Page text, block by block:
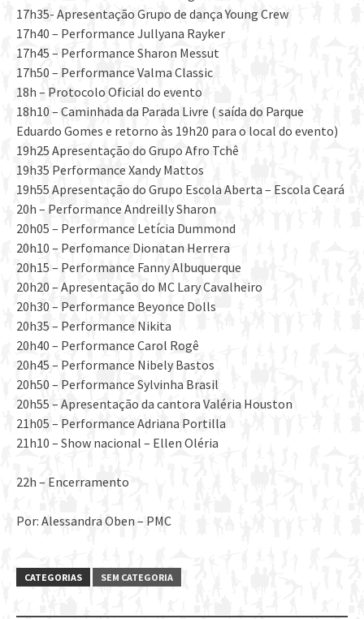
17h35- Apresentação Grupo de dança Young Crew
17h40 – Performance Jullyana Rayker
17h45 – Performance Sharon Messut
17h50 – Performance Valma Classic
18h – Protocolo Oficial do evento
18h10 – Caminhada da Parada Livre ( saída do Parque
Eduardo Gomes e retorno às 19h20 para o local do evento)
19h25 Apresentação do Grupo Afro Tchê
19h35 Performance Xandy Mattos
19h55 Apresentação do Grupo Escola Aberta – Escola Ceará
20h – Performance Andreilly Sharon
20h05 – Performance Letícia Dummond
20h10 – Perfomance Dionatan Herrera
20h15 – Performance Fanny Albuquerque
20h20 – Apresentação do MC Lary Cavalheiro
20h30 – Performance Beyonce Dolls
20h35 – Performance Nikita
20h40 – Performance Carol Rogê
20h45 – Performance Nibely Bastos
20h50 – Performance Sylvinha Brasil
20h55 – Apresentação da cantora Valéria Houston
21h05 – Performance Adriana Portilla
21h10 – Show nacional – Ellen Oléria
22h – Encerramento
Por: Alessandra Oben – PMC
CATEGORIAS SEM CATEGORIA